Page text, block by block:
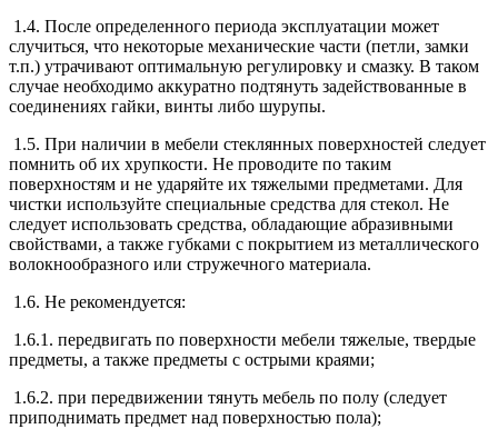
1.4. После определенного периода эксплуатации может
случиться, что некоторые механические части (петли, замки
т.п.) утрачивают оптимальную регулировку и смазку. В таком
случае необходимо аккуратно подтянуть задействованные в
соединениях гайки, винты либо шурупы.
1.5. При наличии в мебели стеклянных поверхностей следует
помнить об их хрупкости. Не проводите по таким
поверхностям и не ударяйте их тяжелыми предметами. Для
чистки используйте специальные средства для стекол. Не
следует использовать средства, обладающие абразивными
свойствами, а также губками с покрытием из металлического
волокнообразного или стружечного материала.
1.6. Не рекомендуется:
1.6.1. передвигать по поверхности мебели тяжелые, твердые
предметы, а также предметы с острыми краями;
1.6.2. при передвижении тянуть мебель по полу (следует
приподнимать предмет над поверхностью пола);